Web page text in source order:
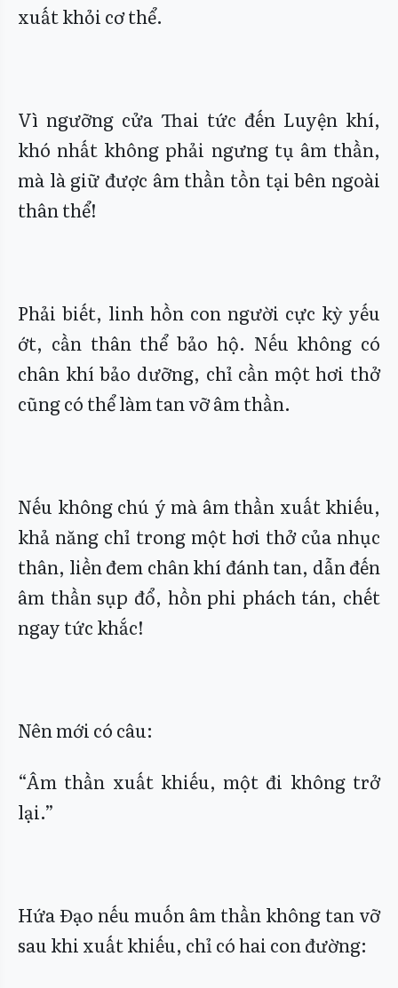
xuất khỏi cơ thể.
Vì ngưỡng cửa Thai tức đến Luyện khí,
khó nhất không phải ngưng tụ âm thần,
mà là giữ được âm thần tồn tại bên ngoài
thân thể!
Phải biết, linh hồn con người cực kỳ yếu
ớt, cần thân thể bảo hộ. Nếu không có
chân khí bảo dưỡng, chỉ cần một hơi thở
cũng có thể làm tan vỡ âm thần.
Nếu không chú ý mà âm thần xuất khiếu,
khả năng chỉ trong một hơi thở của nhục
thân, liền đem chân khí đánh tan, dẫn đến
âm thần sụp đổ, hồn phi phách tán, chết
ngay tức khắc!
Nên mới có câu:
“Âm thần xuất khiếu, một đi không trở
lại.”
Hứa Đạo nếu muốn âm thần không tan vỡ
sau khi xuất khiếu, chỉ có hai con đường: